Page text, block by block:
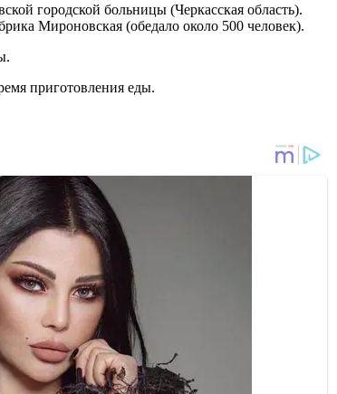
городской больницы (Черкасская область).
Мироновская (обедало около 500 человек).
приготовления еды.